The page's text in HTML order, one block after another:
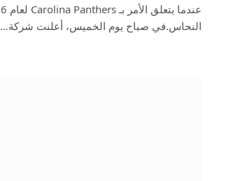
النحاس.في صباح يوم الخميس، أعلنت شركة…